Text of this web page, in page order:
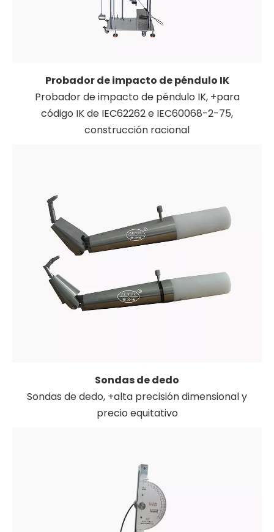
Probador de impacto de péndulo IK
Probador de impacto de péndulo IK, +para
código IK de IEC62262 e IEC60068-2-75,
construcción racional
Sondas de dedo
Sondas de dedo, +alta precisión dimensional y
precio equitativo